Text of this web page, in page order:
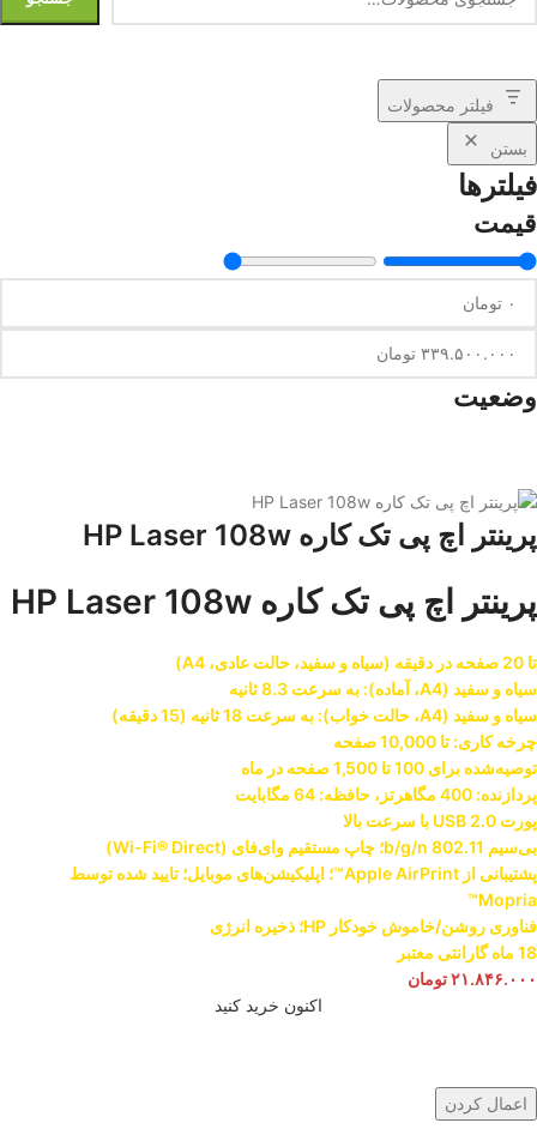
فیلتر محصولات
بستن
فیلترها
قیمت
وضعیت
پرینتر اچ پی تک کاره HP Laser 108w
پرینتر اچ پی تک کاره HP Laser 108w
تا 20 صفحه در دقیقه (سیاه و سفید، حالت عادی، A4)
سیاه و سفید (A4، آماده): به سرعت 8.3 ثانیه
سیاه و سفید (A4، حالت خواب): به سرعت 18 ثانیه (15 دقیقه)
چرخه کاری: تا 10,000 صفحه
توصیه‌شده برای 100 تا 1,500 صفحه در ماه
پردازنده: 400 مگاهرتز، حافظه: 64 مگابایت
پورت USB 2.0 با سرعت بالا
بی‌سیم 802.11 b/g/n؛ چاپ مستقیم وای‌فای (Wi-Fi® Direct)
پشتیبانی از Apple AirPrint™؛ اپلیکیشن‌های موبایل؛ تایید شده توسط
Mopria™
فناوری روشن/خاموش خودکار HP؛ ذخیره انرژی
18 ماه گارانتی معتبر
۲۱.۸۴۶.۰۰۰تومان
اکنون خرید کنید
اعمال کردن